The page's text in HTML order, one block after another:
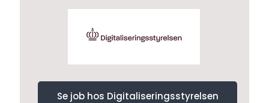
Se job hos Digitaliseringsstyrelsen